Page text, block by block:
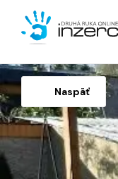
Naspäť